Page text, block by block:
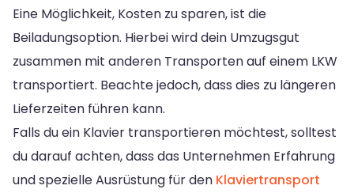
Eine Möglichkeit, Kosten zu sparen, ist die
Beiladungsoption. Hierbei wird dein Umzugsgut
zusammen mit anderen Transporten auf einem LKW
transportiert. Beachte jedoch, dass dies zu längeren
Lieferzeiten führen kann.
Falls du ein Klavier transportieren möchtest, solltest
du darauf achten, dass das Unternehmen Erfahrung
und spezielle Ausrüstung für den Klaviertransport